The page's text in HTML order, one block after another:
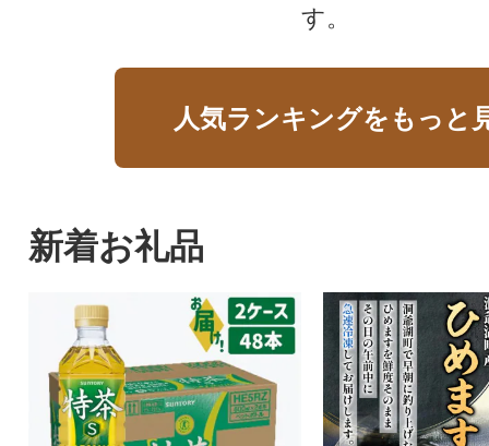
す。
人気ランキングをもっと
新着お礼品